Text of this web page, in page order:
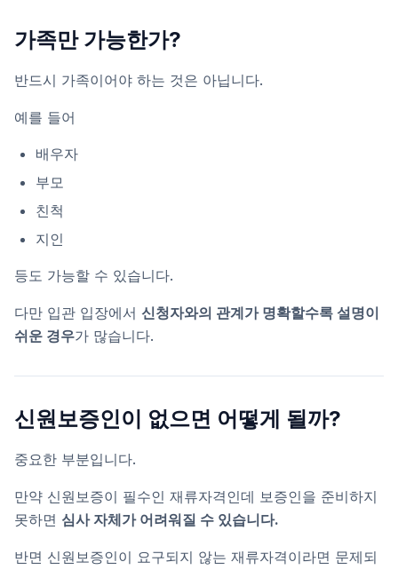
가족만 가능한가?
반드시 가족이어야 하는 것은 아닙니다.
예를 들어
배우자
부모
친척
지인
등도 가능할 수 있습니다.
다만 입관 입장에서 신청자와의 관계가 명확할수록 설명이
쉬운 경우가 많습니다.
신원보증인이 없으면 어떻게 될까?
중요한 부분입니다.
만약 신원보증이 필수인 재류자격인데 보증인을 준비하지
못하면 심사 자체가 어려워질 수 있습니다.
반면 신원보증인이 요구되지 않는 재류자격이라면 문제되